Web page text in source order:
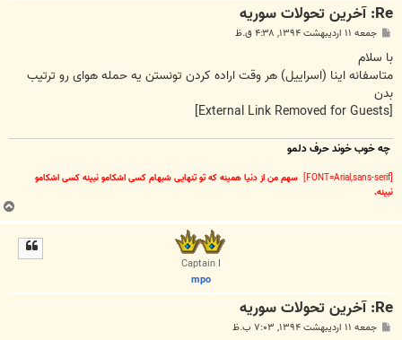
Re: آخرين تحولات سوريه
پ
ت
جمعه ۱۱ اردیبهشت ۱۳۹۴, ۴:۳۸ ق.ظ
با سلام
متاسفانه اینا (اسراییل) هر وقت اراده کردن تونستن یه حمله هوای رو ترتیب
بدن
چه خوب خوند حرف دلمو
سهم من از دنیا همینه که تو تنهایی شبهام کسی اشکامو نبینه کسی اشکامو
نبینه.
ب
ا
Captain I
mpo
Re: آخرين تحولات سوريه
پ جمعه ۱۱ اردیبهشت ۱۳۹۴, ۷:۰۳ ب.ظ